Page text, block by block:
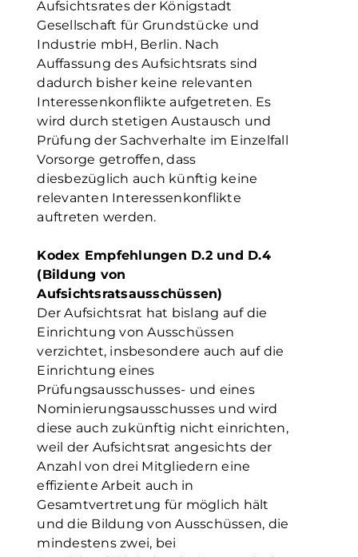
Aufsichtsrates der Königstadt
Gesellschaft für Grundstücke und
Industrie mbH, Berlin. Nach
Auffassung des Aufsichtsrats sind
dadurch bisher keine relevanten
Interessenkonflikte aufgetreten. Es
wird durch stetigen Austausch und
Prüfung der Sachverhalte im Einzelfall
Vorsorge getroffen, dass
diesbezüglich auch künftig keine
relevanten Interessenkonflikte
auftreten werden.
Kodex Empfehlungen D.2 und D.4
(Bildung von
Aufsichtsratsausschüssen)
Der Aufsichtsrat hat bislang auf die
Einrichtung von Ausschüssen
verzichtet, insbesondere auch auf die
Einrichtung eines
Prüfungsausschusses- und eines
Nominierungsausschusses und wird
diese auch zukünftig nicht einrichten,
weil der Aufsichtsrat angesichts der
Anzahl von drei Mitgliedern eine
effiziente Arbeit auch in
Gesamtvertretung für möglich hält
und die Bildung von Ausschüssen, die
mindestens zwei, bei